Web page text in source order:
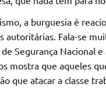
a burguesia é
autoritárias. Fala-se
Segurança Nacional
mostra que aqueles
que atacar a classe